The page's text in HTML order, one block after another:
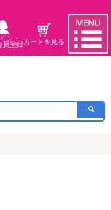
ン・
員登録カートを見る